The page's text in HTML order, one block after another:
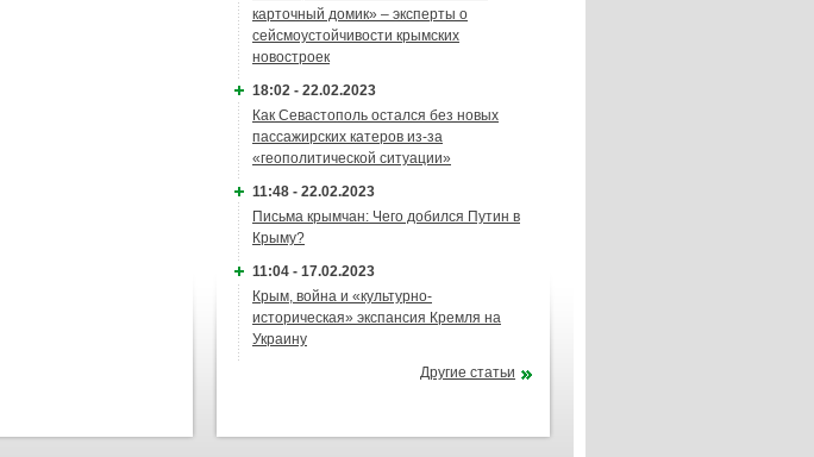
карточный домик» – эксперты о
сейсмоустойчивости крымских
новостроек
18:02 - 22.02.2023
Как Севастополь остался без новых
пассажирских катеров из-за
«геополитической ситуации»
11:48 - 22.02.2023
Письма крымчан: Чего добился Путин в
Крыму?
11:04 - 17.02.2023
Крым, война и «культурно-
историческая» экспансия Кремля на
Украину
Другие статьи